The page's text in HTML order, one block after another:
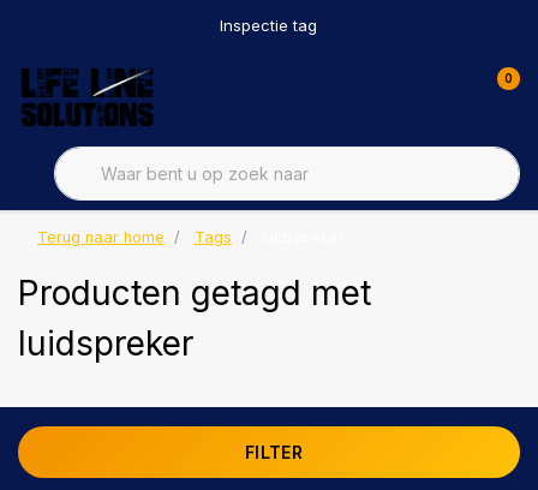
Inspectie tag
0
Terug naar home Tags
Producten getagd met
luidspreker
FILTER